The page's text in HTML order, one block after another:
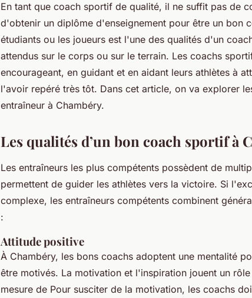
En tant que coach sportif de qualité, il ne suffit pas de
d'obtenir un diplôme d'enseignement pour être un bon
étudiants ou les joueurs est l'une des qualités d'un
attendus sur le corps ou sur le terrain. Les coachs
encourageant, en guidant et en aidant leurs athlètes à
l'avoir repéré très tôt. Dans cet article, on va explorer
entraîneur à Chambéry.
Les qualités d’un bon coach sportif à
Les entraîneurs les plus compétents possèdent de
permettent de guider les athlètes vers la victoire. Si
complexe, les entraîneurs compétents combinent
:
Attitude positive
À Chambéry, les bons coachs adoptent une mentalité
être motivés. La motivation et l'inspiration jouent un
mesure de Pour susciter de la motivation, les coachs